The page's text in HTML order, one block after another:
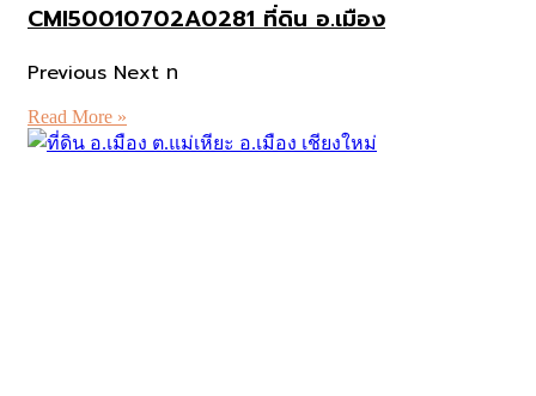
CMI50010702A0281 ที่ดิน อ.เมือง
Previous Next ท
Read More »